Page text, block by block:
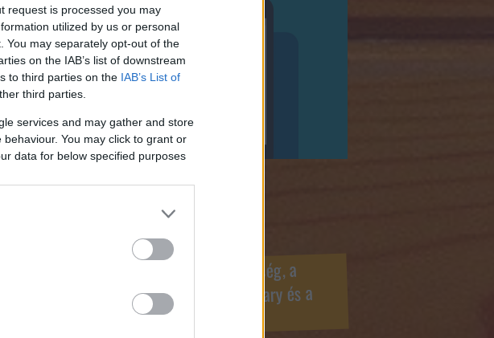
request is processed you may
utilized by us or personal
You may separately opt-out of the
on the IAB’s list of downstream
to third parties on the IAB’s List of
third parties.
services and may gather and store
You may click to grant or
data for below specified purposes
naprakész
média tér
És
Magyar Marketing Szövetség, a
KREATÍV, az Internet Hungary és a
turizmus szakma díjai